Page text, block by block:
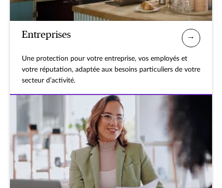
Entreprises
Une protection pour votre entreprise, vos employés et
votre réputation, adaptée aux besoins particuliers de votre
secteur d’activité.